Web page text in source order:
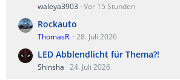
waleya3903 Vor 15 Stunden
Rockauto
ThomasR. 28. Juli 2026
LED Abblendlicht für Thema?!
Shinsha 24. Juli 2026